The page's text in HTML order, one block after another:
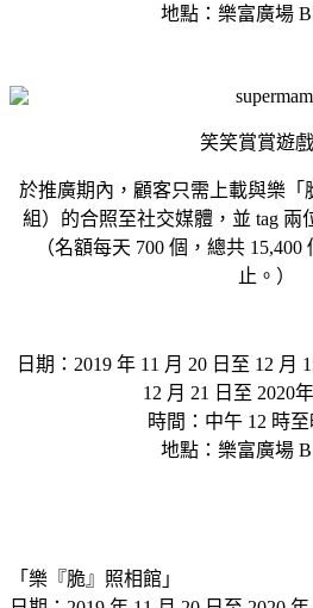
地點：樂富廣場
笑笑賞賞遊
於推廣期內，顧客只需上載與樂「
組）的合照至社交媒體，並 tag 兩
（名額每天 700 個，總共
止。）
日期：2019 年 11 月 20 日至 12 月
12 月 21 日至 2020
時間：中午 12 時
地點：樂富廣場
「樂『脆』照相館」